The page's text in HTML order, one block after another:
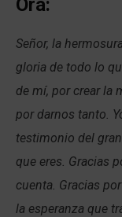
Ora:
Señor, la
gloria de todo lo
de mí, por crear la
por darnos tanto.
testimonio del
que eres. Gracias
cuenta. Gracias
la esperanza que